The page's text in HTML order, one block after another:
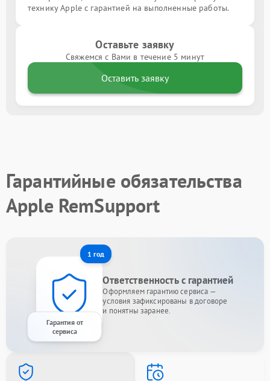
технику Apple с гарантией на выполненные работы.
Оставьте заявку
Свяжемся с Вами в течение 5 минут
Оставить заявку
Гарантийные обязательства
Apple RemSupport
1 год
Гарантия от
сервиса
Ответственность с гарантией
Оформляем гарантию сервиса —
условия зафиксированы в договоре
и понятны заранее.